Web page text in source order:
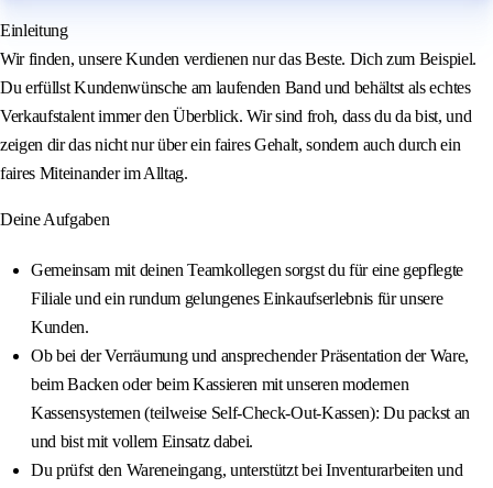
Einleitung
Wir finden, unsere Kunden verdienen nur das Beste. Dich zum Beispiel.
Du erfüllst Kundenwünsche am laufenden Band und behältst als echtes
Verkaufstalent immer den Überblick. Wir sind froh, dass du da bist, und
zeigen dir das nicht nur über ein faires Gehalt, sondern auch durch ein
faires Miteinander im Alltag.
Deine Aufgaben
Gemeinsam mit deinen Teamkollegen sorgst du für eine gepflegte
Filiale und ein rundum gelungenes Einkaufserlebnis für unsere
Kunden.
Ob bei der Verräumung und ansprechender Präsentation der Ware,
beim Backen oder beim Kassieren mit unseren modernen
Kassensystemen (teilweise Self-Check-Out-Kassen): Du packst an
und bist mit vollem Einsatz dabei.
Du prüfst den Wareneingang, unterstützt bei Inventurarbeiten und